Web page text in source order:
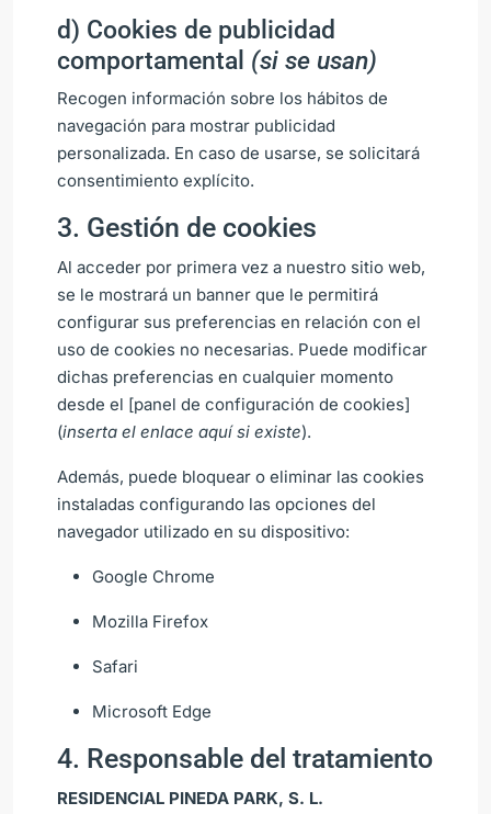
d) Cookies de publicidad
comportamental (si se usan)
Recogen información sobre los hábitos de
navegación para mostrar publicidad
personalizada. En caso de usarse, se solicitará
consentimiento explícito.
3. Gestión de cookies
Al acceder por primera vez a nuestro sitio web,
se le mostrará un banner que le permitirá
configurar sus preferencias en relación con el
uso de cookies no necesarias. Puede modificar
dichas preferencias en cualquier momento
desde el [panel de configuración de cookies]
(inserta el enlace aquí si existe).
Además, puede bloquear o eliminar las cookies
instaladas configurando las opciones del
navegador utilizado en su dispositivo:
Google Chrome
Mozilla Firefox
Safari
Microsoft Edge
4. Responsable del tratamiento
RESIDENCIAL PINEDA PARK, S. L.